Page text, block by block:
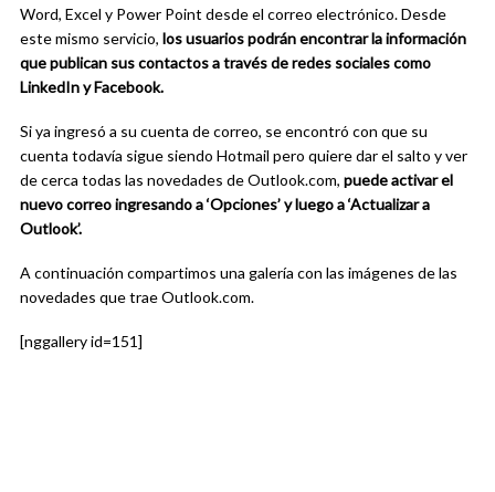
Word, Excel y Power Point desde el correo electrónico. Desde
este mismo servicio, los usuarios podrán encontrar la información
que publican sus contactos a través de redes sociales como
LinkedIn y Facebook.
Si ya ingresó a su cuenta de correo, se encontró con que su
cuenta todavía sigue siendo Hotmail pero quiere dar el salto y ver
de cerca todas las novedades de Outlook.com, puede activar el
nuevo correo ingresando a ‘Opciones’ y luego a ‘Actualizar a
Outlook’.
A continuación compartimos una galería con las imágenes de las
novedades que trae Outlook.com.
[nggallery id=151]